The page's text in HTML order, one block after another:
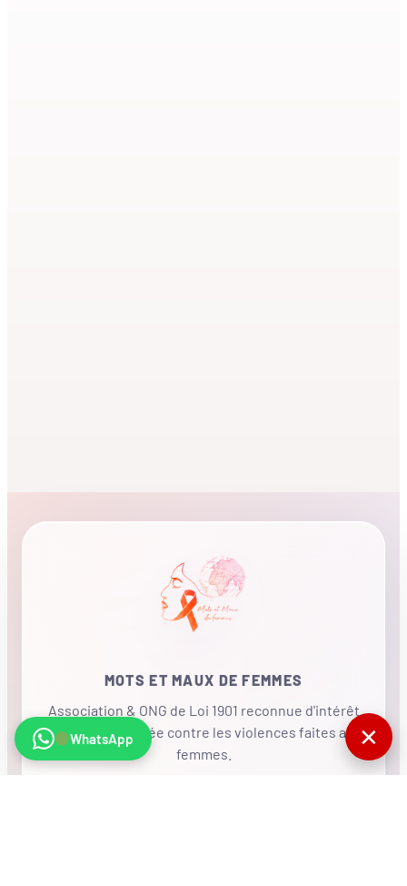
MOTS ET MAUX DE FEMMES
Association & ONG de Loi 1901 reconnue d'intérêt
général, mobilisée contre les violences faites aux
femmes.
WhatsApp ✕